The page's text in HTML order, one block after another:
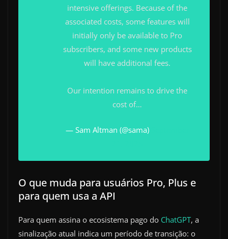
intensive offerings. Because of the
associated costs, some features will
initially only be available to Pro
subscribers, and some new products
will have additional fees.
Our intention remains to drive the
cost of…
— Sam Altman (@sama)
O que muda para usuários Pro, Plus e
para quem usa a API
Para quem assina o ecosistema pago do ChatGPT, a
sinalização atual indica um período de transição: o